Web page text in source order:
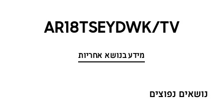
AR18TSEYDWK/TV
מידע בנושא אחריות
נושאים נפוצים